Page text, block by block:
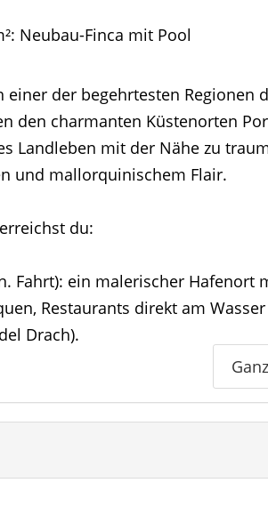
Neubau-Finca mit Pool
einer der begehrtesten Regionen
den charmanten Küstenorten
Landleben mit der Nähe zu
und mallorquinischem Flair.
du:
Fahrt): ein malerischer Hafenort
Restaurants direkt am
Drach).
lebendiger Ferienort mit